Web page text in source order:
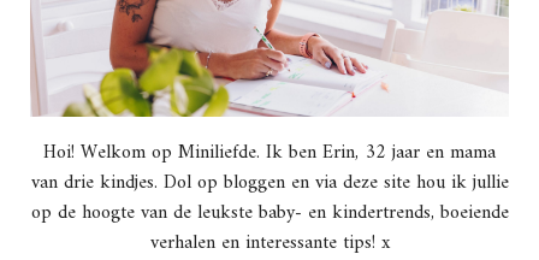
Hoi! Welkom op Miniliefde. Ik ben Erin, 32 jaar en mama
van drie kindjes. Dol op bloggen en via deze site hou ik jullie
op de hoogte van de leukste baby- en kindertrends, boeiende
verhalen en interessante tips! x